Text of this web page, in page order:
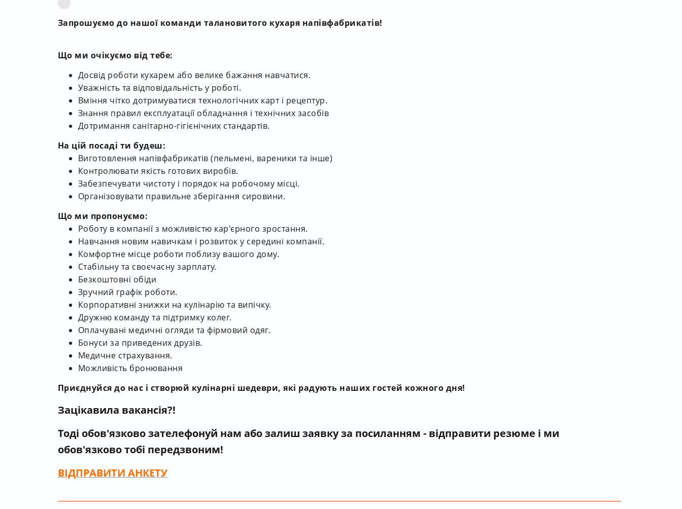
Запрошуємо до нашої команди талановитого кухаря напівфабрикатів!
Що ми очікуємо від тебе:
Досвід роботи кухарем або велике бажання навчатися.
Уважність та відповідальність у роботі.
Вміння чітко дотримуватися технологічних карт і рецептур.
Знання правил експлуатації обладнання і технічних засобів
Дотримання санітарно-гігієнічних стандартів.
На цій посаді ти будеш:
Виготовлення напівфабрикатів (пельмені, вареники та інше)
Контролювати якість готових виробів.
Забезпечувати чистоту і порядок на робочому місці.
Організовувати правильне зберігання сировини.
Що ми пропонуємо:
Роботу в компанії з можливістю кар'єрного зростання.
Навчання новим навичкам і розвиток у середині компанії.
Комфортне місце роботи поблизу вашого дому.
Стабільну та своєчасну зарплату.
Безкоштовні обіди
Зручний графік роботи.
Корпоративні знижки на кулінарію та випічку.
Дружню команду та підтримку колег.
Оплачувані медичні огляди та фірмовий одяг.
Бонуси за приведених друзів.
Медичне страхування.
Можливість бронювання
Приєднуйся до нас і створюй кулінарні шедеври, які радують наших гостей кожного дня!
Зацікавила вакансія?!
Тоді обов'язково зателефонуй нам або залиш заявку за посиланням - відправити резюме і ми
обов'язково тобі передзвоним!
ВІДПРАВИТИ АНКЕТУ